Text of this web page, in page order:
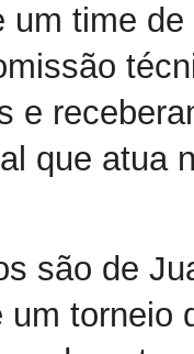
um time
e
que atua
são de
um torneio